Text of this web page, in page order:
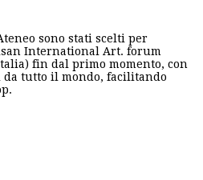
sono stati scelti per
International Art. forum
fin dal primo momento, con
tutto il mondo, facilitando